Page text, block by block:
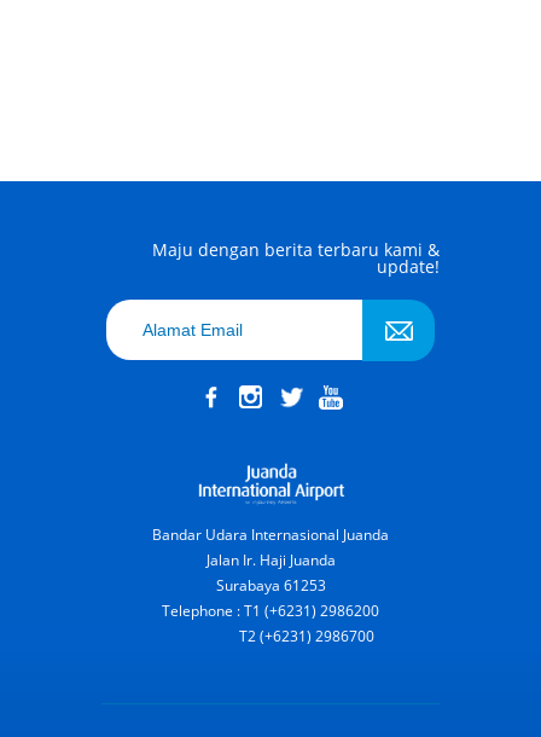
Maju dengan berita terbaru kami &
update!
Bandar Udara Internasional Juanda
Jalan Ir. Haji Juanda
Surabaya 61253
Telephone : T1 (+6231) 2986200
T2 (+6231) 2986700